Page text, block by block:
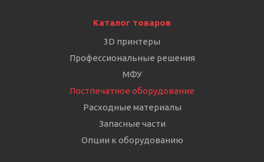
Каталог товаров
3D принтеры
Профессиональные решения
МФУ
Постпечатное оборудование
Расходные материалы
Запасные части
Опции к оборудованию